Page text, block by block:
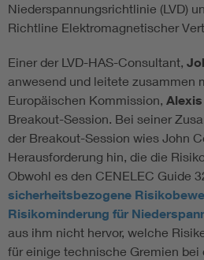
Niederspannungsrichtlinie (LVD)
Richtline Elektromagnetischer
Einer der LVD-HAS-Consultant,
anwesend und leitete zusammen
Europäischen Kommission,
Breakout-Session. Bei seiner
der Breakout-Session wies John
Herausforderung hin, die die
Obwohl es den CENELEC Guide
sicherheitsbezogene
Risikominderung für
aus ihm nicht hervor, welche
für einige technische Gremien bei